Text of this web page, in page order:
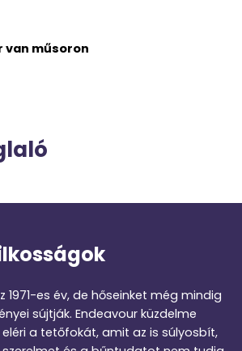
van műsoron
1971-es év, de hőseinket még mindig
sújtják. Endeavour küzdelme
a tetőfokát, amit az is súlyosbít,